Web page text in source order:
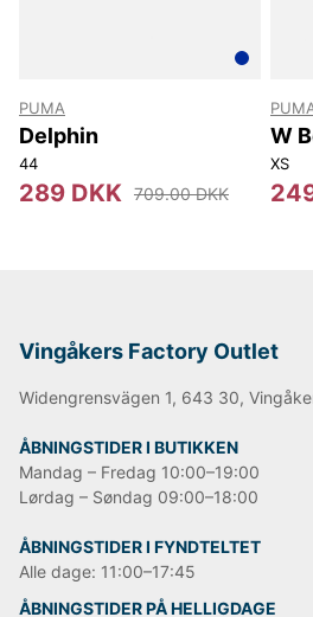
PUMA
Delphin
44
289 DKK 709.00 DKK
W
XS
Vingåkers Factory Outlet
Widengrensvägen 1, 643 30,
ÅBNINGSTIDER I BUTIKKEN
Mandag – Fredag 10:00–19:00
Lørdag – Søndag 09:00–18:00
ÅBNINGSTIDER I FYNDTELTET
Alle dage: 11:00–17:45
ÅBNINGSTIDER PÅ HELLIGDAGE